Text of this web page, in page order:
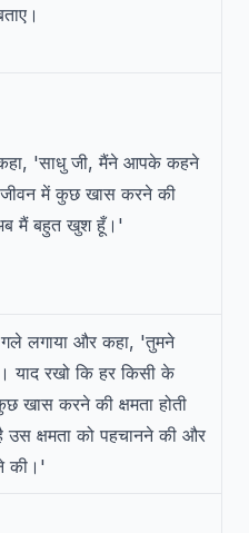
'साधु जी, मैंने आपके कहने
में कुछ खास करने की
मैं बहुत खुश हूँ।'
लगाया और कहा, 'तुमने
याद रखो कि हर किसी के
खास करने की क्षमता होती
क्षमता को पहचानने की और
की।'